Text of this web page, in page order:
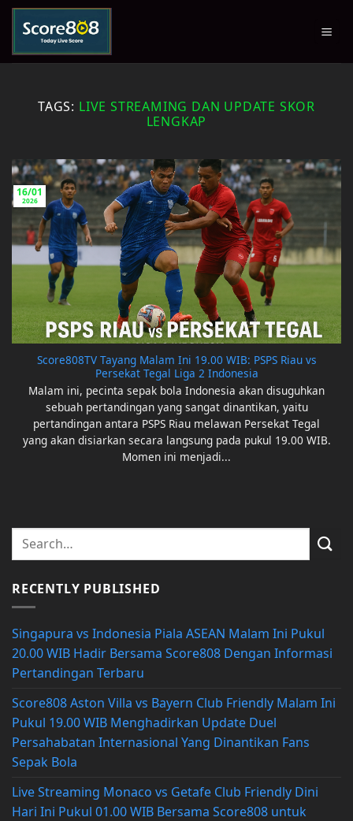
Skip
content
TAGS: LIVE STREAMING DAN UPDATE SKOR
LENGKAP
Score808TV Tayang Malam Ini 19.00 WIB: PSPS Riau vs
Persekat Tegal Liga 2 Indonesia
Malam ini, pecinta sepak bola Indonesia akan disuguhkan
sebuah pertandingan yang sangat dinantikan, yaitu
pertandingan antara PSPS Riau melawan Persekat Tegal
yang akan disiarkan secara langsung pada pukul 19.00 WIB.
Momen ini menjadi...
16/01
2026
RECENTLY PUBLISHED
Singapura vs Indonesia Piala ASEAN Malam Ini Pukul
20.00 WIB Hadir Bersama Score808 Dengan Informasi
Pertandingan Terbaru
Score808 Aston Villa vs Bayern Club Friendly Malam Ini
Pukul 19.00 WIB Menghadirkan Update Duel
Persahabatan Internasional Yang Dinantikan Fans
Sepak Bola
Live Streaming Monaco vs Getafe Club Friendly Dini
Hari Ini Pukul 01.00 WIB Bersama Score808 untuk